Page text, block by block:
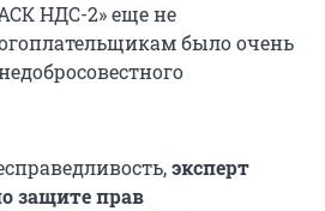
НДС-2» еще не
было очень
эксперт
защите прав